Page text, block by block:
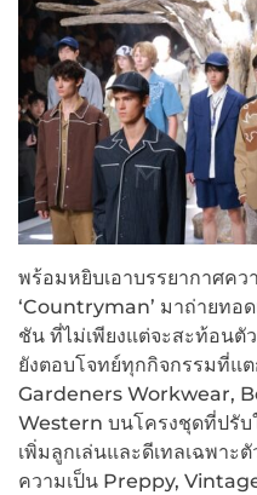
พร้อมหยิบเอาบรรยากาศค
‘Countryman’ มาถ่ายทอ
ชัน ที่ไม่เพียงแต่จะสะท้อนตั
ยังตอบโจทย์ทุกกิจกรรมที่แ
Gardeners Workwear,
Western บนโครงชุดที่ปรั
เพิ่มลูกเล่นและดีเทลเฉพาะ
ความเป็น Preppy,